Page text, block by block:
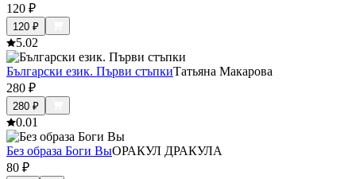
120 ₽
120 ₽
5.02
Български език. Първи стъпкиТатьяна Макарова
280 ₽
280 ₽
0.01
Без образа Боги ВыОРАКУЛ ДРАКУЛА
80 ₽